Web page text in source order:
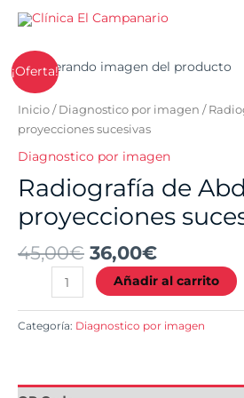
contenido
¡Oferta!
Inicio / Diagnostico por imagen /
proyecciones sucesivas
Diagnostico por imagen
Radiografía de
proyecciones
45,00€
El
original
era:
36,00€
El
actual
es:
Radiografía
de
Abdomen
proyecciones
cantidad
Añadir al carrito
Categoría: Diagnostico por imagen